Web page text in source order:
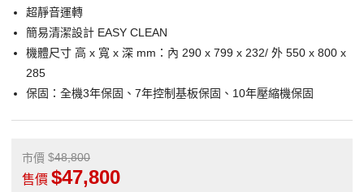
超靜音運轉
簡易清潔設計 EASY CLEAN
機體尺寸 高 x 寬 x 深 mm：內 290 x 799 x 232/ 外 550 x 800 x
285
保固：全機3年保固、7年控制基板保固、10年壓縮機保固
市價 48,800
售價 47,800